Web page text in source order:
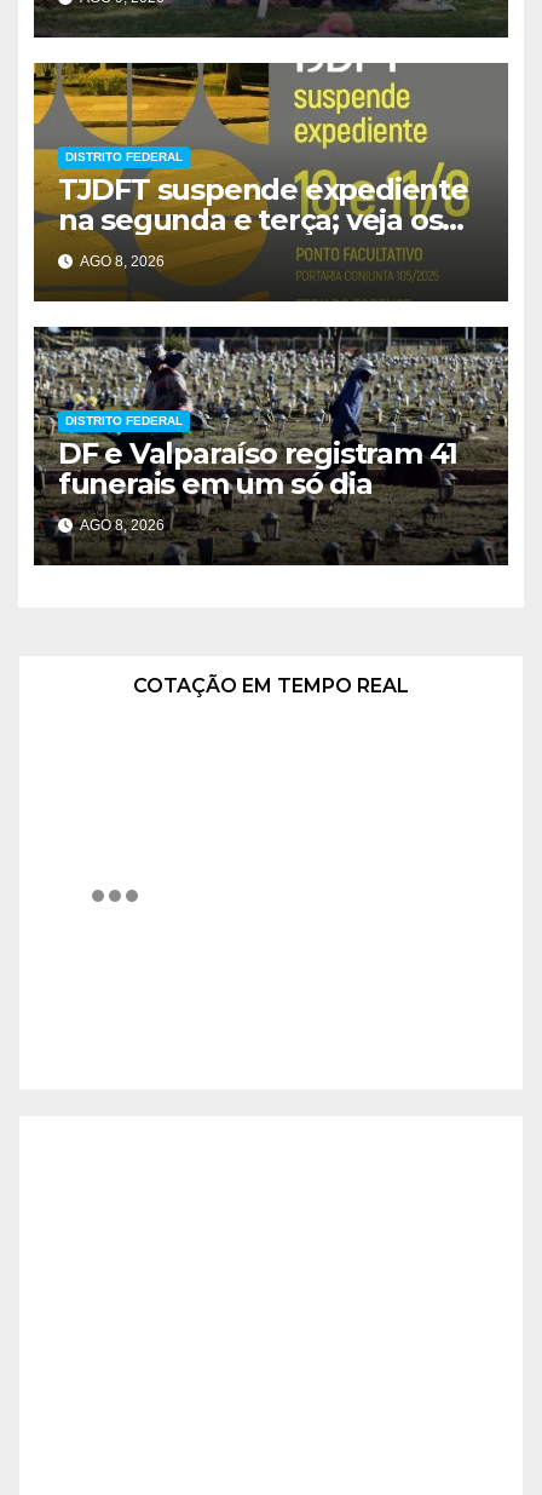
DISTRITO FEDERAL
TJDFT suspende expediente
na segunda e terça; veja os
prazos
AGO 8, 2026
DISTRITO FEDERAL
DF e Valparaíso registram 41
funerais em um só dia
AGO 8, 2026
COTAÇÃO EM TEMPO REAL